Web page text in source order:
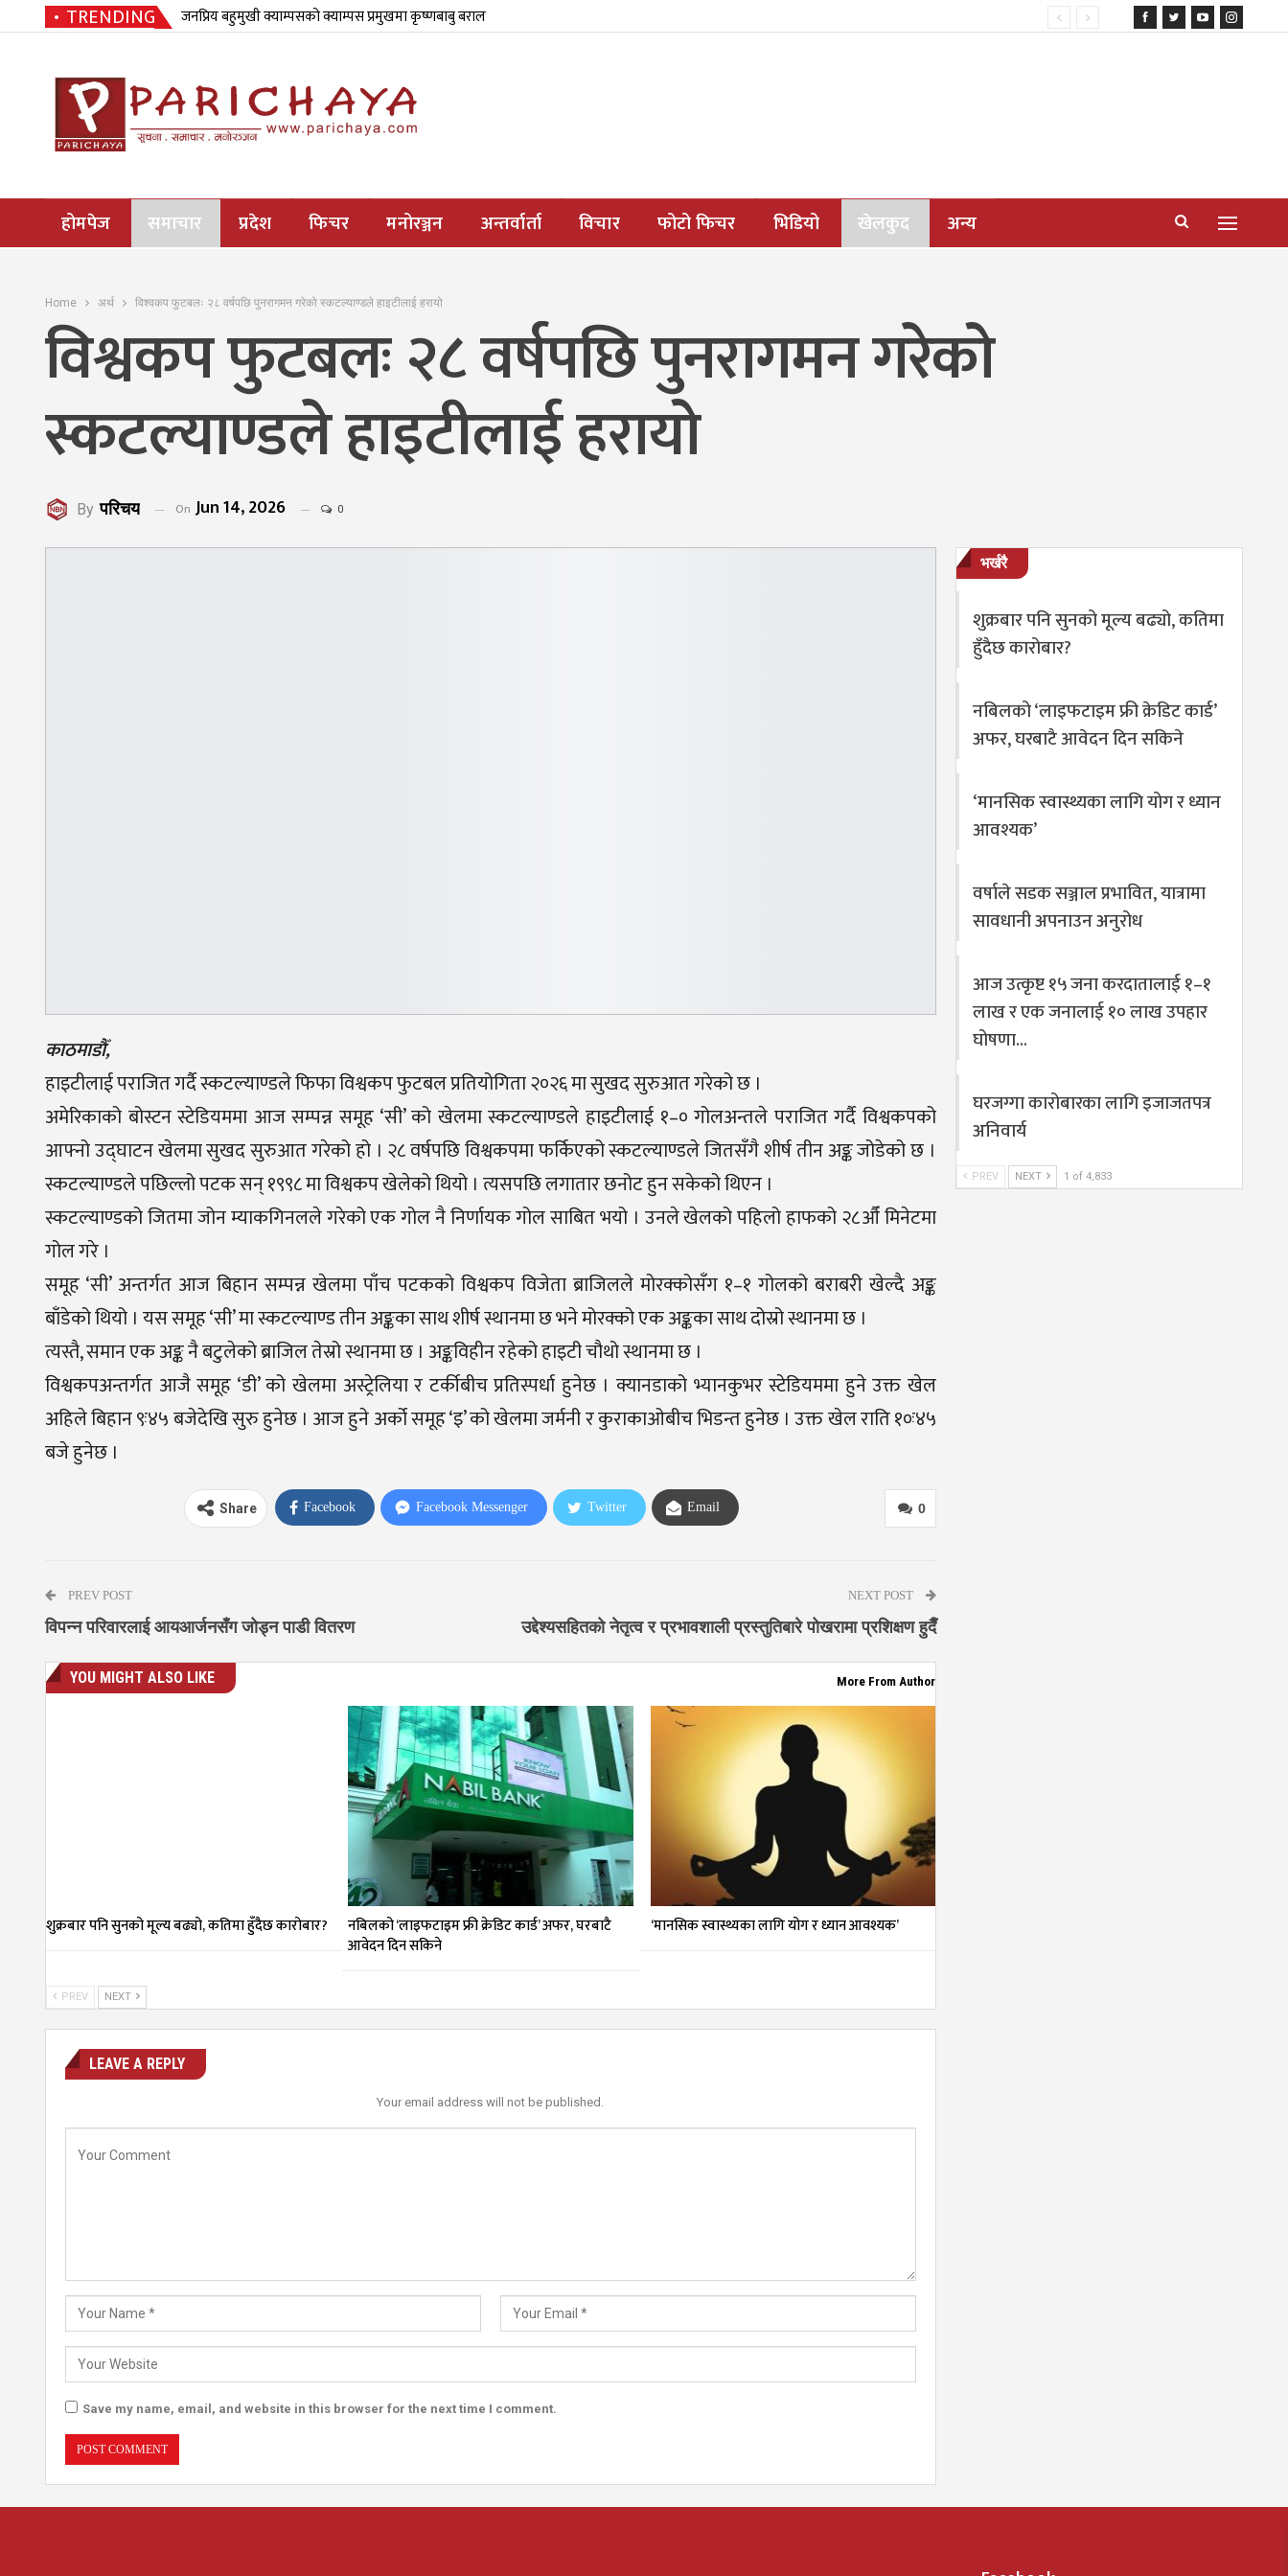
TRENDING जनप्रिय बहुमुखी क्याम्पसको क्याम्पस प्रमुखमा कृष्णबाबु बराल
होमपेज समाचार प्रदेश फिचर मनोरञ्जन अन्तर्वार्ता विचार फोटो फिचर भिडियो खेलकुद अन्य
Home अर्थ विश्वकप फुटबलः २८ वर्षपछि पुनरागमन गरेको स्कटल्याण्डले हाइटीलाई हरायो
विश्वकप फुटबलः २८ वर्षपछि पुनरागमन गरेको
स्कटल्याण्डले हाइटीलाई हरायो
By परिचय On Jun 14, 2026 0
काठमाडौँ,
हाइटीलाई पराजित गर्दै स्कटल्याण्डले फिफा विश्वकप फुटबल प्रतियोगिता २०२६ मा सुखद सुरुआत गरेको छ ।
अमेरिकाको बोस्टन स्टेडियममा आज सम्पन्न समूह ‘सी’ को खेलमा स्कटल्याण्डले हाइटीलाई १–० गोलअन्तले पराजित गर्दै विश्वकपको
आफ्नो उद्घाटन खेलमा सुखद सुरुआत गरेको हो । २८ वर्षपछि विश्वकपमा फर्किएको स्कटल्याण्डले जितसँगै शीर्ष तीन अङ्क जोडेको छ ।
स्कटल्याण्डले पछिल्लो पटक सन् १९९८ मा विश्वकप खेलेको थियो । त्यसपछि लगातार छनोट हुन सकेको थिएन ।
स्कटल्याण्डको जितमा जोन म्याकगिनलले गरेको एक गोल नै निर्णायक गोल साबित भयो । उनले खेलको पहिलो हाफको २८औँ मिनेटमा
गोल गरे ।
समूह ‘सी’ अन्तर्गत आज बिहान सम्पन्न खेलमा पाँच पटकको विश्वकप विजेता ब्राजिलले मोरक्कोसँग १–१ गोलको बराबरी खेल्दै अङ्क
बाँडेको थियो । यस समूह ‘सी’ मा स्कटल्याण्ड तीन अङ्कका साथ शीर्ष स्थानमा छ भने मोरक्को एक अङ्कका साथ दोस्रो स्थानमा छ ।
त्यस्तै, समान एक अङ्क नै बटुलेको ब्राजिल तेस्रो स्थानमा छ । अङ्कविहीन रहेको हाइटी चौथो स्थानमा छ ।
विश्वकपअन्तर्गत आजै समूह ‘डी’ को खेलमा अस्ट्रेलिया र टर्कीबीच प्रतिस्पर्धा हुनेछ । क्यानडाको भ्यानकुभर स्टेडियममा हुने उक्त खेल
अहिले बिहान ९ः४५ बजेदेखि सुरु हुनेछ । आज हुने अर्को समूह ‘इ’ को खेलमा जर्मनी र कुराकाओबीच भिडन्त हुनेछ । उक्त खेल राति १०ः४५
बजे हुनेछ ।
0
Share Facebook Facebook Messenger Twitter Email
PREV POST
विपन्न परिवारलाई आयआर्जनसँग जोड्न पाडी वितरण
NEXT POST
उद्देश्यसहितको नेतृत्व र प्रभावशाली प्रस्तुतिबारे पोखरामा प्रशिक्षण हुदैँ
YOU MIGHT ALSO LIKE More From Author
शुक्रबार पनि सुनको मूल्य बढ्यो, कतिमा हुँदैछ कारोबार?
नबिलको ‘लाइफटाइम फ्री क्रेडिट कार्ड’ अफर, घरबाटै
आवेदन दिन सकिने
‘मानसिक स्वास्थ्यका लागि योग र ध्यान आवश्यक’
PREV NEXT
LEAVE A REPLY
Your email address will not be published.
Save my name, email, and website in this browser for the next time I comment.
भर्खरै
शुक्रबार पनि सुनको मूल्य बढ्यो, कतिमा
हुँदैछ कारोबार?
नबिलको ‘लाइफटाइम फ्री क्रेडिट कार्ड’
अफर, घरबाटै आवेदन दिन सकिने
‘मानसिक स्वास्थ्यका लागि योग र ध्यान
आवश्यक’
वर्षाले सडक सञ्जाल प्रभावित, यात्रामा
सावधानी अपनाउन अनुरोध
आज उत्कृष्ट १५ जना करदातालाई १–१
लाख र एक जनालाई १० लाख उपहार
घोषणा…
घरजग्गा कारोबारका लागि इजाजतपत्र
अनिवार्य
PREV NEXT 1 of 4,833